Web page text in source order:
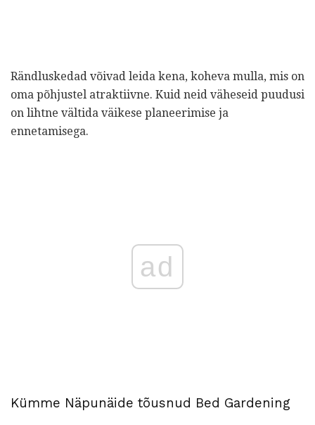
Rändluskedad võivad leida kena, koheva mulla, mis on
oma põhjustel atraktiivne. Kuid neid väheseid puudusi
on lihtne vältida väikese planeerimise ja
ennetamisega.
ad
Kümme Näpunäide tõusnud Bed Gardening